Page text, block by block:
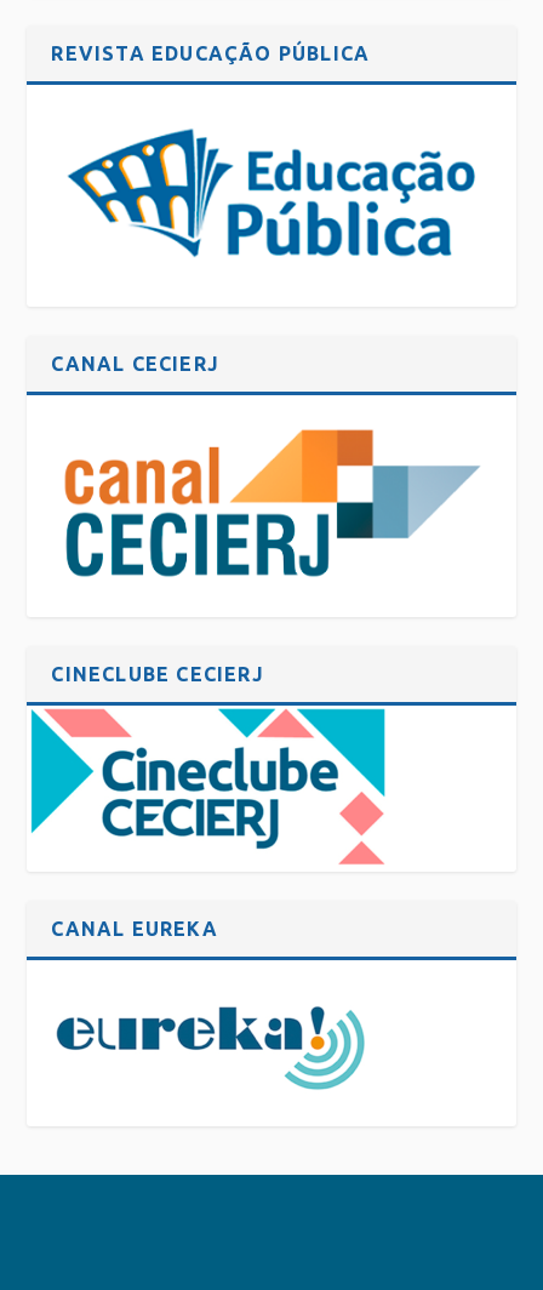
REVISTA EDUCAÇÃO PÚBLICA
CANAL CECIERJ
CINECLUBE CECIERJ
CANAL EUREKA